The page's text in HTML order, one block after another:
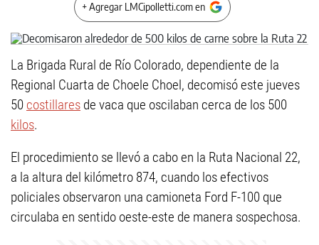
+ Agregar LMCipolletti.com en
La Brigada Rural de Río Colorado, dependiente de la
Regional Cuarta de Choele Choel, decomisó este jueves
50 costillares de vaca que oscilaban cerca de los 500
kilos.
El procedimiento se llevó a cabo en la Ruta Nacional 22,
a la altura del kilómetro 874, cuando los efectivos
policiales observaron una camioneta Ford F-100 que
circulaba en sentido oeste-este de manera sospechosa.